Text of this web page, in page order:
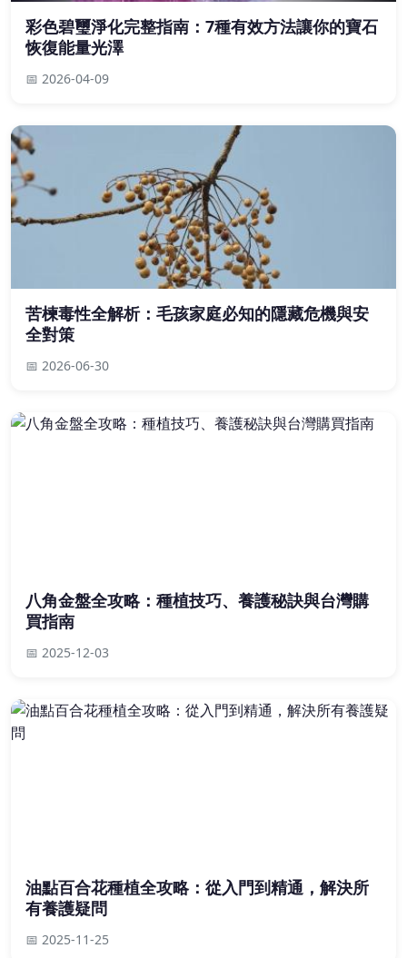
彩色碧璽淨化完整指南：7種有效方法讓你的寶石
恢復能量光澤
📅 2026-04-09
苦楝毒性全解析：毛孩家庭必知的隱藏危機與安
全對策
📅 2026-06-30
八角金盤全攻略：種植技巧、養護秘訣與台灣購
買指南
📅 2025-12-03
油點百合花種植全攻略：從入門到精通，解決所
有養護疑問
📅 2025-11-25